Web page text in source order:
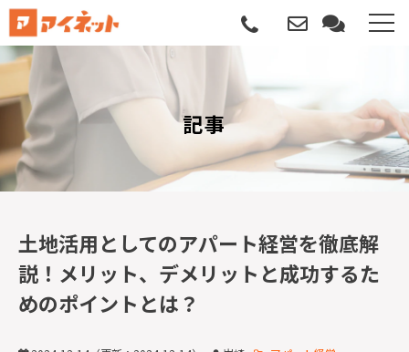
選ばれる理由
導入について
サポートについて
記事
記事
土地活用としてのアパート経営を徹底解
説！メリット、デメリットと成功するた
めのポイントとは？